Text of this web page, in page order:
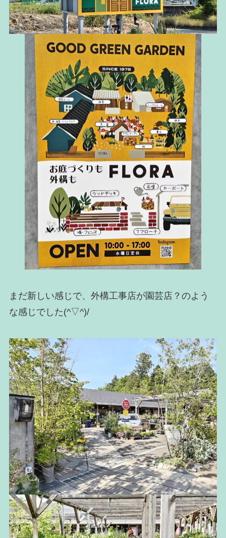
まだ新しい感じで、外構工事店が園芸店？のよう
な感じでした(^▽^)/